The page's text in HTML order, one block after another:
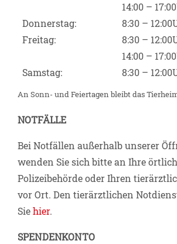
14:00 –
Donnerstag:
8:30 –
Freitag:
8:30 –
14:00 –
Samstag:
8:30 –
An Sonn- und Feiertagen bleibt das
NOTFÄLLE
Bei Notfällen außerhalb unserer
wenden Sie sich bitte an Ihre
Polizeibehörde oder Ihren
vor Ort. Den tierärztlichen
Siehier.
SPENDENKONTO